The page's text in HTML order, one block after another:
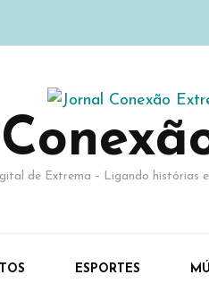
de Extrema – Ligando histórias
ESPORTES